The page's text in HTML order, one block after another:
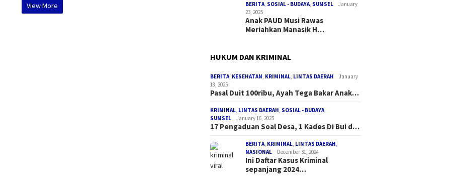
View More BERITA, SOSIAL - BUDAYA, SUMSEL
January
23, 2025
Anak PAUD Musi Rawas
Meriahkan Manasik H…
HUKUM DAN KRIMINAL
BERITA, KESEHATAN, KRIMINAL, LINTAS DAERAH
January
18, 2025
Pasal Duit 100ribu, Ayah Tega Bakar Anak…
KRIMINAL, LINTAS DAERAH, SOSIAL - BUDAYA,
SUMSEL
January 16, 2025
17 Pengaduan Soal Desa, 1 Kades Di Bui d…
BERITA, KRIMINAL, LINTAS DAERAH,
NASIONAL
December 31, 2024
Ini Daftar Kasus Kriminal
sepanjang 2024…